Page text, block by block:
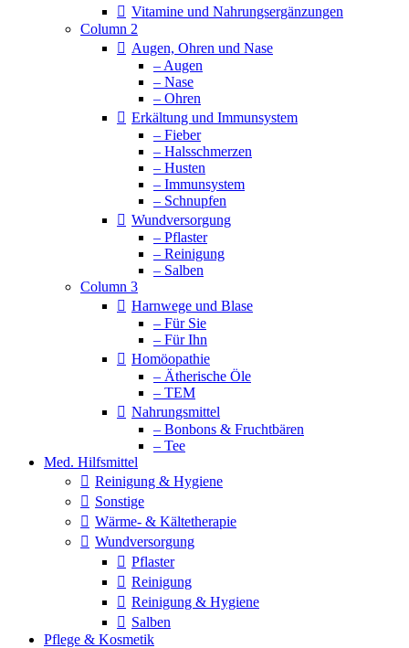
Vitamine und Nahrungsergänzungen
Column 2
Augen, Ohren und Nase
– Augen
– Nase
– Ohren
Erkältung und Immunsystem
– Fieber
– Halsschmerzen
– Husten
– Immunsystem
– Schnupfen
Wundversorgung
– Pflaster
– Reinigung
– Salben
Column 3
Harnwege und Blase
– Für Sie
– Für Ihn
Homöopathie
– Ätherische Öle
– TEM
Nahrungsmittel
– Bonbons & Fruchtbären
– Tee
Med. Hilfsmittel
Reinigung & Hygiene
Sonstige
Wärme- & Kältetherapie
Wundversorgung
Pflaster
Reinigung
Reinigung & Hygiene
Salben
Pflege & Kosmetik